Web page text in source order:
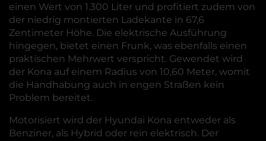
einen Wert von 1.300 Liter und profitiert zudem von
der niedrig montierten Ladekante in 67,6
Zentimeter Höhe. Die elektrische Ausführung
hingegen, bietet einen Frunk, was ebenfalls einen
praktischen Mehrwert verspricht. Gewendet wird
der Kona auf einem Radius von 10,60 Meter, womit
die Handhabung auch in engen Straßen kein
Problem bereitet.
Motorisiert wird der Hyundai Kona entweder als
Benziner, als Hybrid oder rein elektrisch. Der